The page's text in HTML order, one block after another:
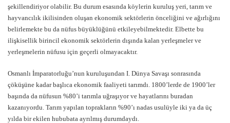
şekillendiriyor olabilir. Bu durum esasında köylerin kuruluş yeri, tarım ve
hayvancılık ikilisinden oluşan ekonomik sektörlerin önceliğini ve ağırlığını
belirlemekte bu da nüfus büyüklüğünü etkileyebilmektedir. Elbette bu
ilişkisellik birincil ekonomik sektörlerin dışında kalan yerleşmeler ve
yerleşmelerin nüfusu için geçerli olmayacaktır.
Osmanlı İmparatorluğu’nun kuruluşundan I. Dünya Savaşı sonrasında
çöküşüne kadar başlıca ekonomik faaliyeti tarımdı. 1800’lerde de 1900’ler
başında da nüfusun %80’i tarımla uğraşıyor ve hayatlarını buradan
kazanıyordu. Tarım yapılan toprakların %90’ı nadas usulüyle iki ya da üç
yılda bir ekilen hububata ayrılmış durumdaydı.